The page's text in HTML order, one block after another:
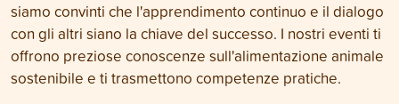
siamo convinti che l'apprendimento continuo e il dialogo
con gli altri siano la chiave del successo. I nostri eventi ti
offrono preziose conoscenze sull'alimentazione animale
sostenibile e ti trasmettono competenze pratiche.